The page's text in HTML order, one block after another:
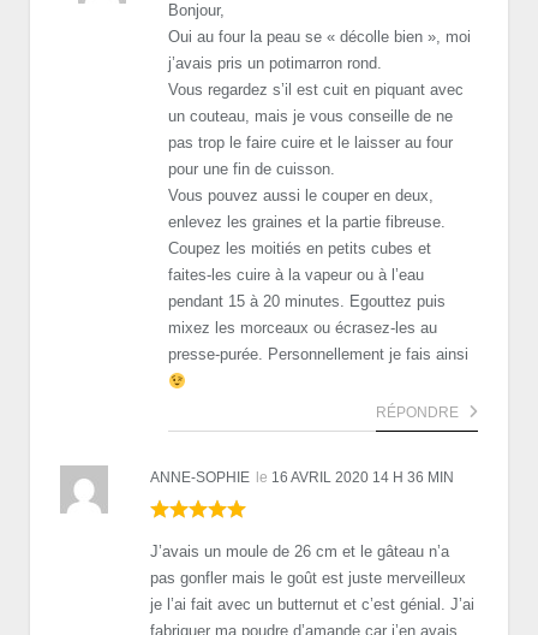
Bonjour,
Oui au four la peau se « décolle bien », moi
j’avais pris un potimarron rond.
Vous regardez s’il est cuit en piquant avec
un couteau, mais je vous conseille de ne
pas trop le faire cuire et le laisser au four
pour une fin de cuisson.
Vous pouvez aussi le couper en deux,
enlevez les graines et la partie fibreuse.
Coupez les moitiés en petits cubes et
faites-les cuire à la vapeur ou à l’eau
pendant 15 à 20 minutes. Egouttez puis
mixez les morceaux ou écrasez-les au
presse-purée. Personnellement je fais ainsi
RÉPONDRE
ANNE-SOPHIE le 16 AVRIL 2020 14 H 36 MIN
J’avais un moule de 26 cm et le gâteau n’a
pas gonfler mais le goût est juste merveilleux
je l’ai fait avec un butternut et c’est génial. J’ai
fabriquer ma poudre d’amande car j’en avais